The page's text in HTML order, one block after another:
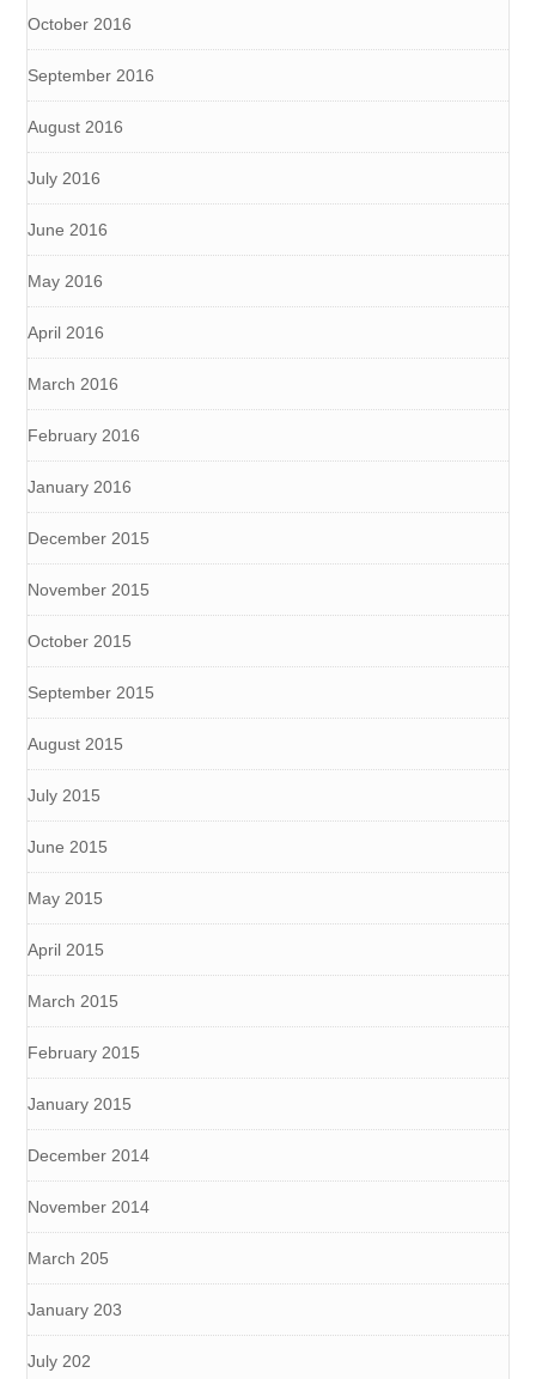
October 2016
September 2016
August 2016
July 2016
June 2016
May 2016
April 2016
March 2016
February 2016
January 2016
December 2015
November 2015
October 2015
September 2015
August 2015
July 2015
June 2015
May 2015
April 2015
March 2015
February 2015
January 2015
December 2014
November 2014
March 205
January 203
July 202